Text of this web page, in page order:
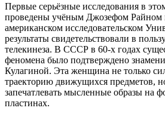
Первые серьёзные исследования в
проведены учёным Джозефом Райном
американском исследовательском
результаты свидетельствовали в
телекинеза. В СССР в 60-х годах
феномена было подтверждено
Кулагиной. Эта женщина не только
траекторию движущихся предметов,
запечатлевать мысленные образы на
пластинах.